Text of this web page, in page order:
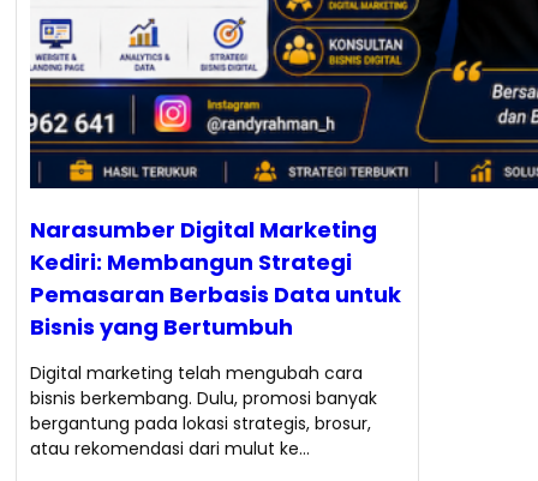
Narasumber Digital Marketing
Kediri: Membangun Strategi
Pemasaran Berbasis Data untuk
Bisnis yang Bertumbuh
Digital marketing telah mengubah cara
bisnis berkembang. Dulu, promosi banyak
bergantung pada lokasi strategis, brosur,
atau rekomendasi dari mulut ke…